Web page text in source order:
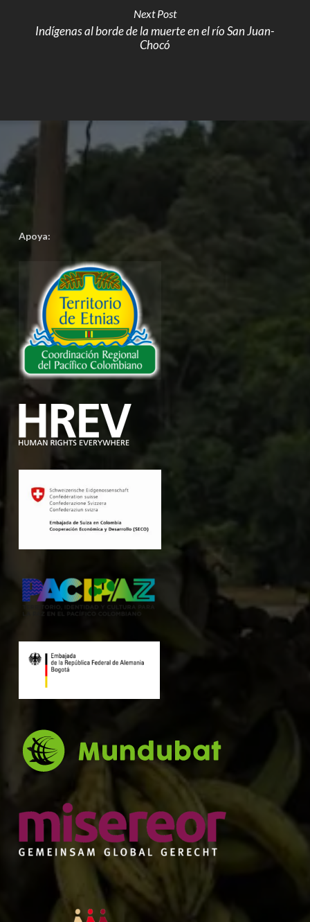
Next Post
Indígenas al borde de la muerte en el río San Juan-
Chocó
Apoya: